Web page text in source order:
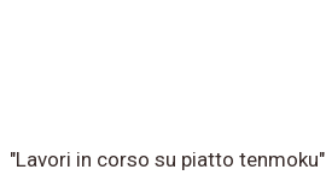
"Lavori in corso su piatto tenmoku"